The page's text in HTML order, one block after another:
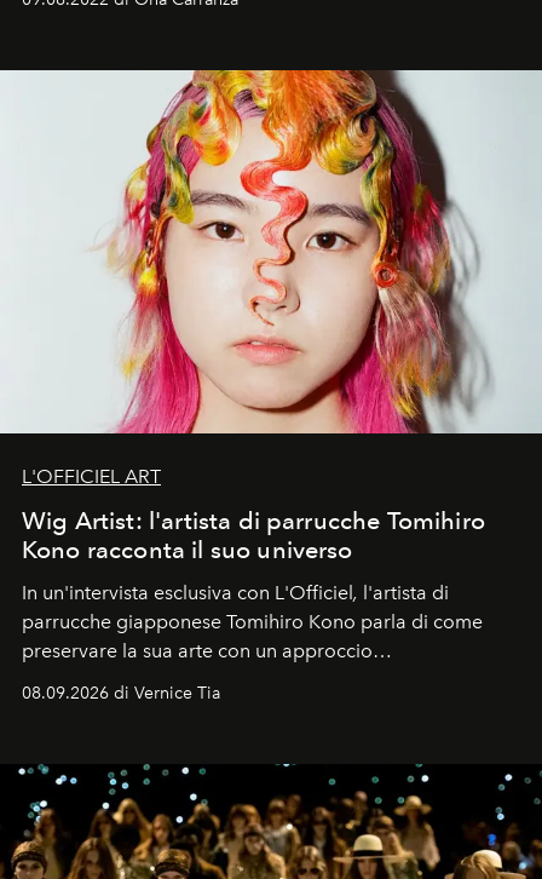
L'OFFICIEL ART
Wig Artist: l'artista di parrucche Tomihiro
Kono racconta il suo universo
In un'intervista esclusiva con L'Officiel , l'artista di
parrucche giapponese Tomihiro Kono parla di come
preservare la sua arte con un approccio
contemporaneo.
08.09.2026 di Vernice Tia